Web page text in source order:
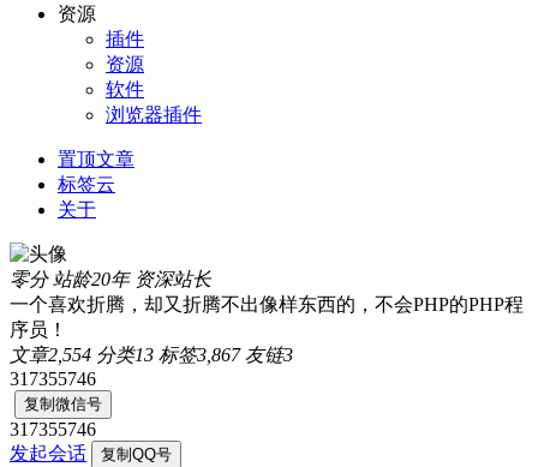
资源
插件
资源
软件
浏览器插件
置顶文章
标签云
关于
零分 站龄20年 资深站长
一个喜欢折腾，却又折腾不出像样东西的，不会PHP的PHP程
序员！
文章2,554 分类13 标签3,867 友链3
317355746
复制微信号
317355746
发起会话
复制QQ号